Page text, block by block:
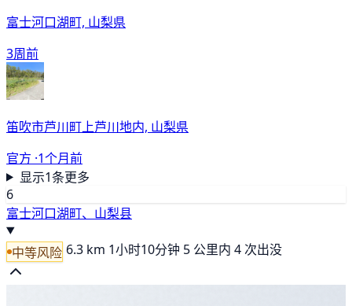
富士河口湖町, 山梨県
3周前
笛吹市芦川町上芦川地内, 山梨県
官方 ·1个月前
显示1条更多
6
富士河口湖町、山梨县
中等风险 6.3 km 1小时10分钟 5 公里内 4 次出没